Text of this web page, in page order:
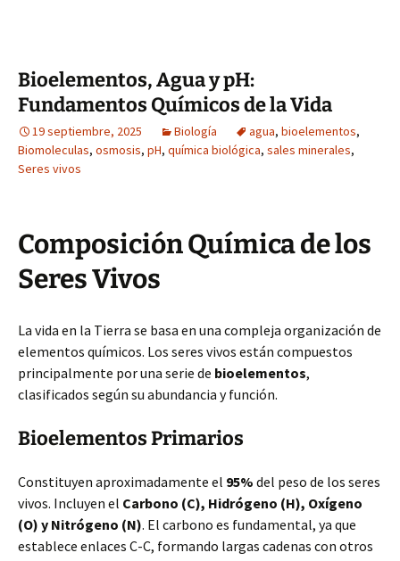
Bioelementos, Agua y pH:
Fundamentos Químicos de la Vida
19 septiembre, 2025 Biología agua, bioelementos,
Biomoleculas, osmosis, pH, química biológica, sales minerales,
Seres vivos
Composición Química de los
Seres Vivos
La vida en la Tierra se basa en una compleja organización de
elementos químicos. Los seres vivos están compuestos
principalmente por una serie de bioelementos,
clasificados según su abundancia y función.
Bioelementos Primarios
Constituyen aproximadamente el 95% del peso de los seres
vivos. Incluyen el Carbono (C), Hidrógeno (H), Oxígeno
(O) y Nitrógeno (N). El carbono es fundamental, ya que
establece enlaces C-C, formando largas cadenas con otros